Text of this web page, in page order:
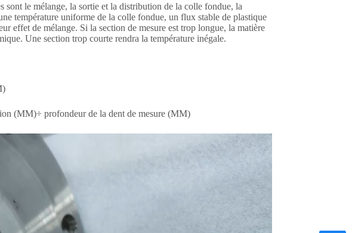
le mélange, la sortie et la distribution de la colle fondue, la
température uniforme de la colle fondue, un flux stable de plastique
effet de mélange. Si la section de mesure est trop longue, la matière
Une section trop courte rendra la température inégale.
(MM)÷ profondeur de la dent de mesure (MM)